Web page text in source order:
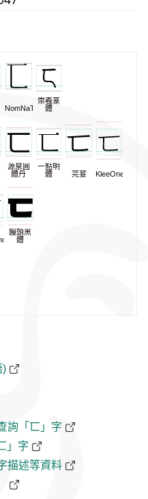
NomNaTong
崇羲篆
體
源泉圓
體丹
一點明
體
芫荽 KleeOne
饅頭黑
體
)
詢「匸」字
」字
描述等資料